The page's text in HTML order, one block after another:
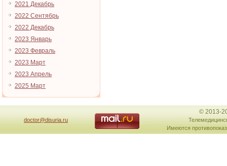
2021 Декабрь
2022 Сентябрь
2022 Декабрь
2023 Январь
2023 Февраль
2023 Март
2023 Апрель
2025 Март
doctor@disuria.ru
© 2013-
Имеются